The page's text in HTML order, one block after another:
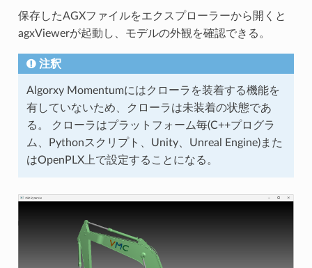
保存したAGXファイルをエクスプローラーから開くと
agxViewerが起動し、モデルの外観を確認できる。
注釈
Algorxy Momentumにはクローラを装着する機能を
有していないため、クローラは未装着の状態であ
る。 クローラはプラットフォーム毎(C++プログラ
ム、Pythonスクリプト、Unity、Unreal Engine)また
はOpenPLX上で設定することになる。